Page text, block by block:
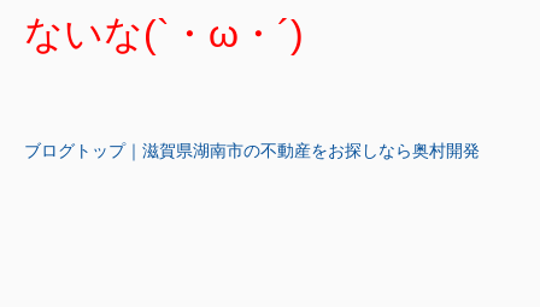
ないな(`・ω・´)
ブログトップ｜滋賀県湖南市の不動産をお探しなら奥村開発